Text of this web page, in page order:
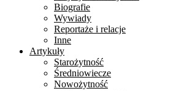
Biografie
Wywiady
Reportaże i relacje
Inne
Artykuły
Starożytność
Średniowiecze
Nowożytność